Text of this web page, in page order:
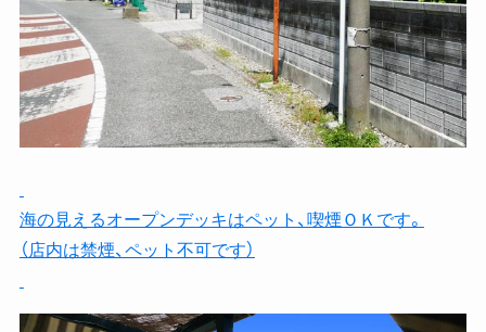
海の見えるオープンデッキはペット、喫煙ＯＫです。
（店内は禁煙、ペット不可です）